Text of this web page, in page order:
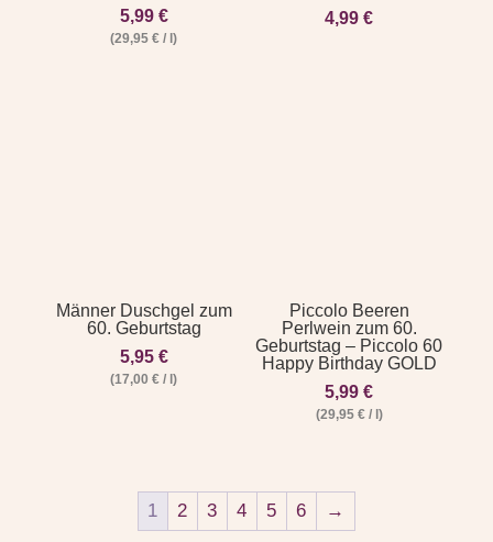
5,99 €
(29,95€ / l)
4,99€
Männer Duschgel zum
60. Geburtstag
5,95 €
(17,00€ / l)
Piccolo Beeren
Perlwein zum 60.
Geburtstag – Piccolo 60
Happy Birthday GOLD
5,99€
(29,95 €/ )
1 2 3 4 5 6 →